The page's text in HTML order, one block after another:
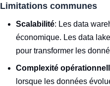
Limitations communes
Scalabilité: Les data
économique. Les data
pour transformer les
Complexité
lorsque les données